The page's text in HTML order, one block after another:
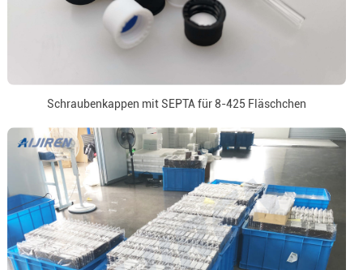
Schraubenkappen mit SEPTA für 8-425 Fläschchen